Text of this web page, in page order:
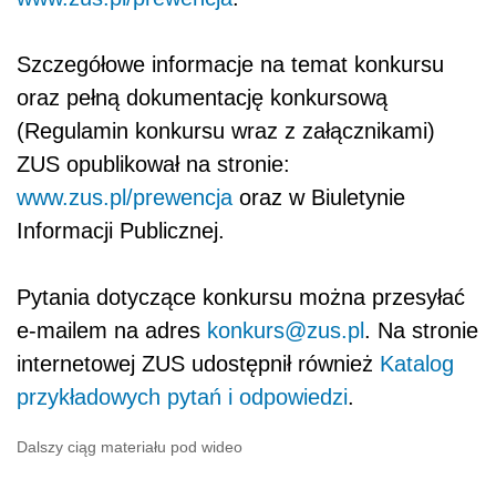
Szczegółowe informacje na temat konkursu
oraz pełną dokumentację konkursową
(Regulamin konkursu wraz z załącznikami)
ZUS opublikował na stronie:
www.zus.pl/prewencja oraz w Biuletynie
Informacji Publicznej.
Pytania dotyczące konkursu można przesyłać
e-mailem na adres konkurs@zus.pl . Na stronie
internetowej ZUS udostępnił również Katalog
przykładowych pytań i odpowiedzi.
Dalszy ciąg materiału pod wideo